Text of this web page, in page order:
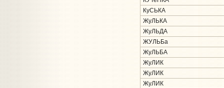
КуСЬКА
ЖуЛЬКА
ЖуЛЬДА
ЖУЛЬБа
ЖуЛЬБА
ЖуЛИК
ЖуЛИК
ЖуЛИК